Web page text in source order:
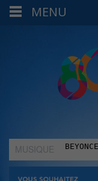
MUSIQUE
:
MENU